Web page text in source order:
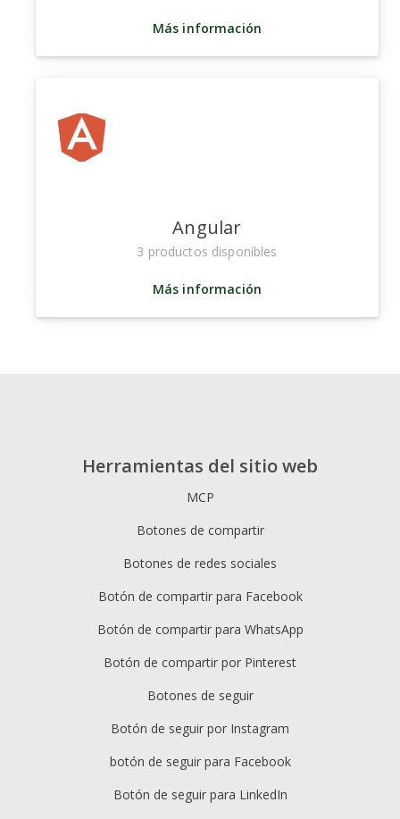
Más información
Angular
3 productos disponibles
Más información
Herramientas del sitio web
MCP
Botones de compartir
Botones de redes sociales
Botón de compartir para Facebook
Botón de compartir para WhatsApp
Botón de compartir por Pinterest
Botones de seguir
Botón de seguir por Instagram
botón de seguir para Facebook
Botón de seguir para LinkedIn